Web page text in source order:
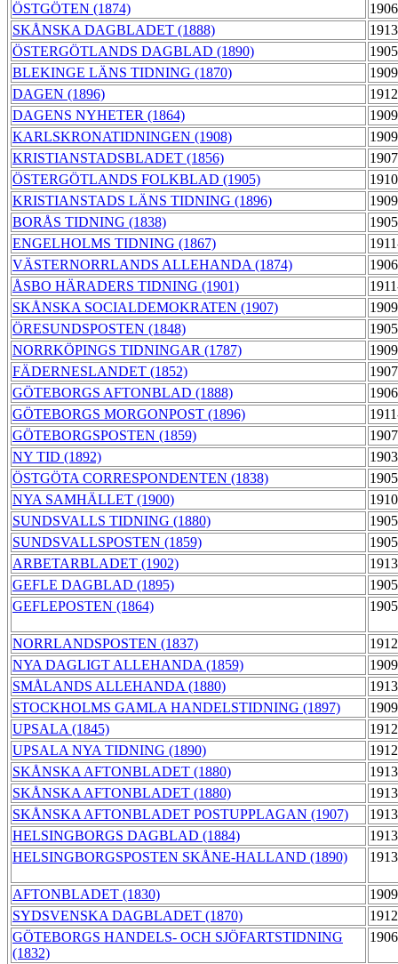
ÖSTGÖTEN (1874)
SKÅNSKA DAGBLADET (1888)
ÖSTERGÖTLANDS DAGBLAD (1890)
BLEKINGE LÄNS TIDNING (1870)
DAGEN (1896)
DAGENS NYHETER (1864)
KARLSKRONATIDNINGEN (1908)
KRISTIANSTADSBLADET (1856)
ÖSTERGÖTLANDS FOLKBLAD (1905)
KRISTIANSTADS LÄNS TIDNING (1896)
BORÅS TIDNING (1838)
ENGELHOLMS TIDNING (1867)
VÄSTERNORRLANDS ALLEHANDA (1874)
ÅSBO HÄRADERS TIDNING (1901)
SKÅNSKA SOCIALDEMOKRATEN (1907)
ÖRESUNDSPOSTEN (1848)
NORRKÖPINGS TIDNINGAR (1787)
FÄDERNESLANDET (1852)
GÖTEBORGS AFTONBLAD (1888)
GÖTEBORGS MORGONPOST (1896)
GÖTEBORGSPOSTEN (1859)
NY TID (1892)
ÖSTGÖTA CORRESPONDENTEN (1838)
NYA SAMHÄLLET (1900)
SUNDSVALLS TIDNING (1880)
SUNDSVALLSPOSTEN (1859)
ARBETARBLADET (1902)
GEFLE DAGBLAD (1895)
GEFLEPOSTEN (1864)
NORRLANDSPOSTEN (1837)
NYA DAGLIGT ALLEHANDA (1859)
SMÅLANDS ALLEHANDA (1880)
STOCKHOLMS GAMLA HANDELSTIDNING (1897)
UPSALA (1845)
UPSALA NYA TIDNING (1890)
SKÅNSKA AFTONBLADET (1880)
SKÅNSKA AFTONBLADET (1880)
SKÅNSKA AFTONBLADET POSTUPPLAGAN (1907)
HELSINGBORGS DAGBLAD (1884)
HELSINGBORGSPOSTEN SKÅNE-HALLAND (1890)
AFTONBLADET (1830)
SYDSVENSKA DAGBLADET (1870)
GÖTEBORGS HANDELS- OCH SJÖFARTSTIDNING
(1832)